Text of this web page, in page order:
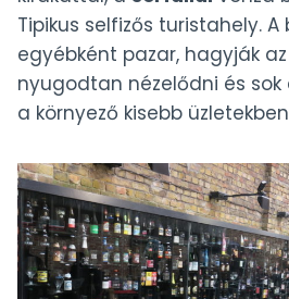
Tipikus selfizős turistahely.
egyébként pazar, hagyják
nyugodtan nézelődni és
a környező kisebb